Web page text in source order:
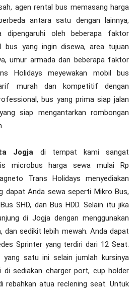
agen rental bus memasang harga
antara satu dengan lainnya,
dipengaruhi oleh beberapa faktor
bus yang ingin disewa, area tujuan
umur armada dan beberapa faktor
Holidays meyewakan mobil bus
murah dan kompetitif dengan
bus yang prima siap jalan
siap mengantarkan rombongan
Jogja di tempat kami sangat
microbus harga sewa mulai Rp
Trans Holidays menyediakan
dapat Anda sewa seperti Mikro Bus,
SHD, dan Bus HDD. Selain itu jika
di Jogja dengan menggunakan
dan sedikit lebih mewah. Anda dapat
Sprinter yang terdiri dari 12 Seat.
yang satu ini selain jumlah kursinya
sediakan charger port, cup holder
rebahkan atua reclening seat. Untuk